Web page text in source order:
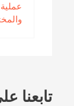
تابعنا